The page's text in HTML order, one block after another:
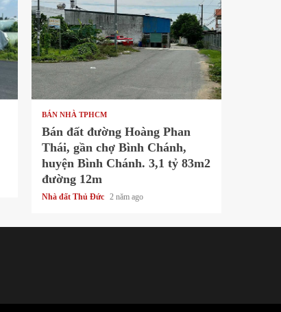
BÁN NHÀ TPHCM
Bán đất đường Hoàng Phan
Thái, gần chợ Bình Chánh,
huyện Bình Chánh. 3,1 tỷ 83m2
đường 12m
Nhà đất Thủ Đức 2 năm ago